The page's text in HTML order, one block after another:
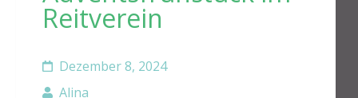
Reitverein
Dezember 8, 2024
Alina